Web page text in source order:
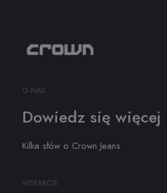
O NAS
Dowiedz się więcej
Kilka słów o Crown Jeans
WSPARCIE